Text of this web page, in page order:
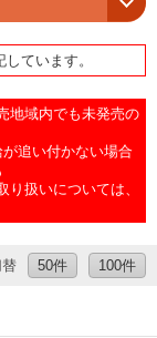
ています。
地域内でも未発売の
追い付かない場合
扱いについては、
50件 100件